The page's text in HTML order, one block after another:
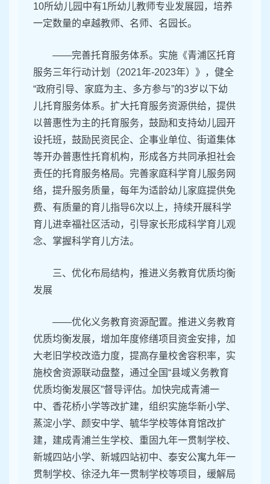
10所幼儿园中有1所幼儿教师专业发展园，培养
一定数量的卓越教师、名师、名园长。
——完善托育服务体系。实施《青浦区托育
服务三年行动计划（2021年-2023年）》，健全
“政府引导、家庭为主、多方参与”的3岁以下幼
儿托育服务体系。扩大托育服务资源供给，提供
以普惠性为主的托育服务，鼓励和支持幼儿园开
设托班，鼓励民资民企、企事业单位、街道集体
等开办普惠性托育机构，形成各方共同承担社会
责任的托育服务格局。完善家庭科学育儿服务网
络，提升服务质量，每年为适龄幼儿家庭提供免
费、有质量的育儿指导6次以上，持续开展科学
育儿进幸福社区活动，引导家长形成科学育儿观
念、掌握科学育儿方法。
三、优化布局结构，推进义务教育优质均衡
发展
——优化义务教育资源配置。推进义务教育
优质均衡发展，增加年度修缮项目资金安排，加
大老旧学校改造力度，提高存量校舍容积率，实
施校舍资源联动盘整，通过全国“县域义务教育
优质均衡发展区”督导评估。加快完成青浦一
中、香花桥小学等改扩建，组织实施华新小学、
蒸淀小学、颜安中学、毓华学校等体育馆改扩
建，建成青浦兰生学校、重固九年一贯制学校、
新城四站小学、新城四站初中、泰安公寓九年一
贯制学校、徐泾九年一贯制学校等项目，缓解局